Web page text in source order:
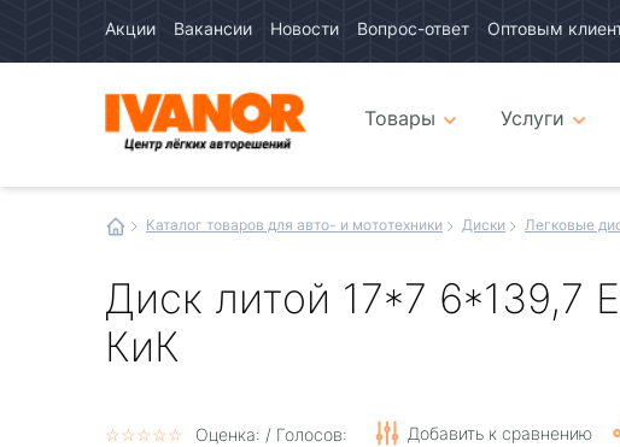
Акции Вакансии Новости Вопрос-ответ Оптовым
интернетТовары
Услуги
Каталог товаров для авто- и мототехники Диски Легковые
Диск литой 17*7 6*139,7
КиК
☆☆☆☆☆
★★★★★ Оценка: / Голосов: Добавить к сравнению